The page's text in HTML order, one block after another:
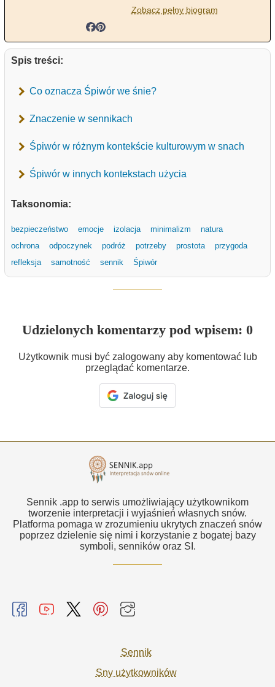
Zobacz pełny biogram
Spis treści:
Co oznacza Śpiwór we śnie?
Znaczenie w sennikach
Śpiwór w różnym kontekście kulturowym w snach
Śpiwór w innych kontekstach użycia
Taksonomia:
bezpieczeństwo emocje izolacja minimalizm
natura
ochrona
odpoczynek podróż potrzeby prostota
przygoda
refleksja
samotność sennik Śpiwór
Udzielonych komentarzy pod wpisem: 0
Użytkownik musi być zalogowany aby komentować lub
przeglądać komentarze.
Sennik .app to serwis umożliwiający użytkownikom
tworzenie interpretacji i wyjaśnień własnych snów.
Platforma pomaga w zrozumieniu ukrytych znaczeń snów
poprzez dzielenie się nimi i korzystanie z bogatej bazy
symboli, senników oraz SI.
Sennik
Sny użytkowników